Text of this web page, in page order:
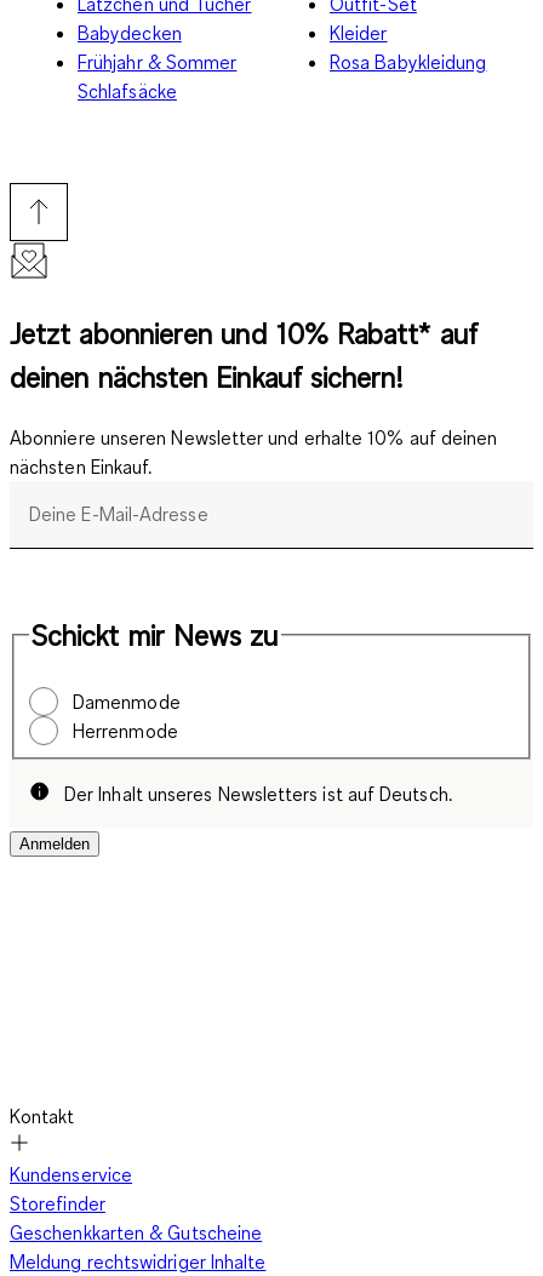
Babydecken
Frühjahr & Sommer
Schlafsäcke
Kleider
Rosa Babykleidung
Jetzt abonnieren und 10% Rabatt* auf
deinen nächsten Einkauf sichern!
Abonniere unseren Newsletter und erhalte 10% auf deinen
nächsten Einkauf.
Deine E-Mail-Adresse
Schickt mir News zu
Damenmode
Herrenmode
Der Inhalt unseres Newsletters ist auf Deutsch.
Anmelden
Kontakt
Kundenservice
Storefinder
Geschenkkarten & Gutscheine
Meldung rechtswidriger Inhalte